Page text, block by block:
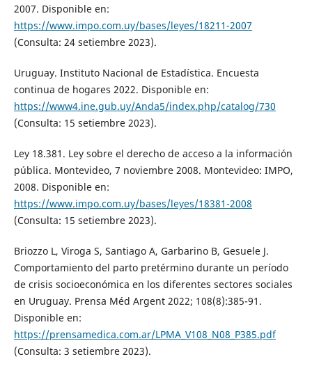
2007. Disponible en:
https://www.impo.com.uy/bases/leyes/18211-2007
(Consulta: 24 setiembre 2023).
Uruguay. Instituto Nacional de Estadística. Encuesta
continua de hogares 2022. Disponible en:
https://www4.ine.gub.uy/Anda5/index.php/catalog/730
(Consulta: 15 setiembre 2023).
Ley 18.381. Ley sobre el derecho de acceso a la información
pública. Montevideo, 7 noviembre 2008. Montevideo: IMPO,
2008. Disponible en:
https://www.impo.com.uy/bases/leyes/18381-2008
(Consulta: 15 setiembre 2023).
Briozzo L, Viroga S, Santiago A, Garbarino B, Gesuele J.
Comportamiento del parto pretérmino durante un período
de crisis socioeconómica en los diferentes sectores sociales
en Uruguay. Prensa Méd Argent 2022; 108(8):385-91.
Disponible en:
https://prensamedica.com.ar/LPMA_V108_N08_P385.pdf
(Consulta: 3 setiembre 2023).